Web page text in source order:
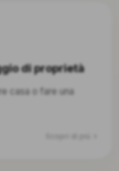
di proprietà
casa o fare una